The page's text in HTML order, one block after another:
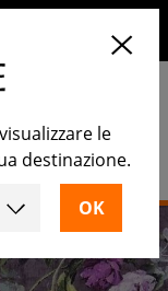
le
destinazione.